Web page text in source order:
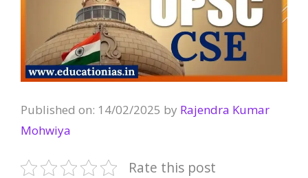
Published on: 14/02/2025 by Rajendra Kumar
Mohwiya
Rate this post